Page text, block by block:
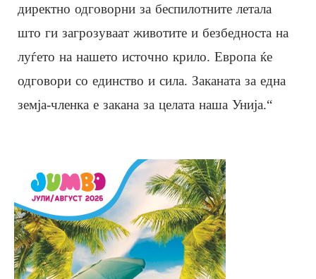
директно одговорни за беспилотните летала
што ги загрозуваат животите и безбедноста на
луѓето на нашето источно крило. Европа ќе
одговори со единство и сила. Заканата за една
земја-членка е закана за целата наша Унија.“